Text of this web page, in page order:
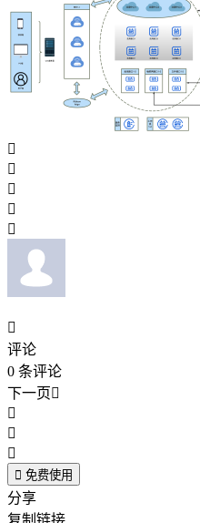






评论
0 条评论
下一页



 免费使用
分享
复制链接